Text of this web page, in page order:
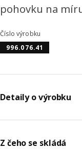
pohovku na
Číslo výrobku
996.076.41
Detaily o výrobku
Z čeho se skládá